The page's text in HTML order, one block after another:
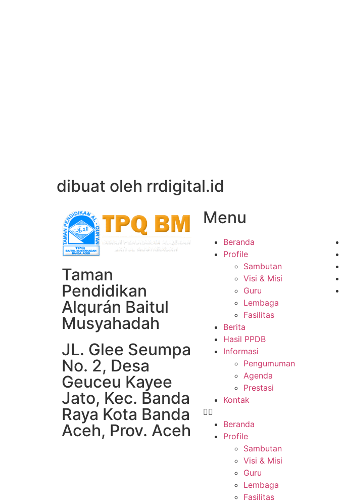
dibuat oleh rrdigital.id
Taman
Pendidikan
Alqurán Baitul
Musyahadah
JL. Glee Seumpa
No. 2, Desa
Geuceu Kayee
Jato, Kec. Banda
Raya Kota Banda
Aceh, Prov. Aceh
Menu
Beranda
Profile
Sambutan
Visi & Misi
Guru
Lembaga
Fasilitas
Berita
Hasil PPDB
Informasi
Pengumuman
Agenda
Prestasi
Kontak
Beranda
Profile
Sambutan
Visi & Misi
Guru
Lembaga
Fasilitas